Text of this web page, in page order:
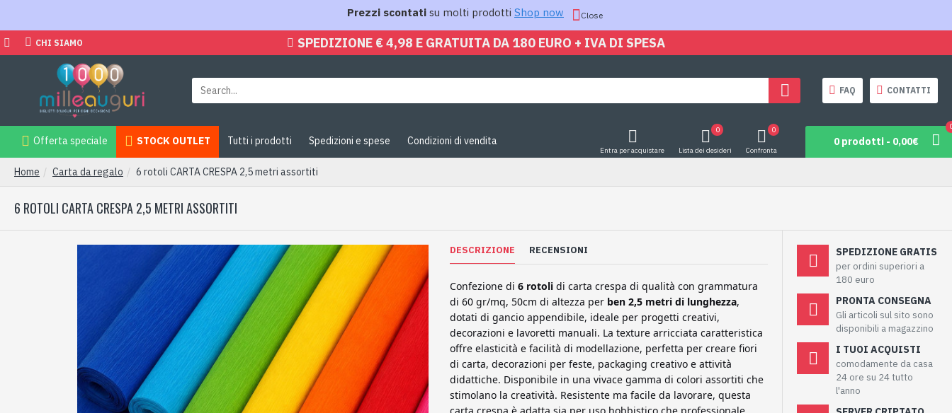
Prezzi scontati su molti prodotti Shop now Close
CHI SIAMO SPEDIZIONE € 4,98 E GRATUITA DA 180 EURO + IVA DI SPESA
FAQ CONTATTI
Offerta speciale STOCK OUTLET Tutti i prodotti Spedizioni e spese Condizioni di vendita
Entra per acquistare Lista dei desideri
0
Confronta
0
0 prodotti - 0,00€
Home Carta da regalo 6 rotoli CARTA CRESPA 2,5 metri assortiti
6 ROTOLI CARTA CRESPA 2,5 METRI ASSORTITI
DESCRIZIONE RECENSIONI
Confezione di6 rotoli di carta crespa di qualità con grammatura
di 60 gr/mq, 50cm di altezza per ben 2,5 metri di lunghezza,
dotati di gancio appendibile, ideale per progetti creativi,
decorazioni e lavoretti manuali. La texture arricciata caratteristica
offre elasticità e facilità di modellazione, perfetta per creare fiori
di carta, decorazioni per feste, packaging creativo e attività
didattiche. Disponibile in una vivace gamma di colori assortiti che
stimolano la creatività. Resistente ma facile da lavorare, questa
SPEDIZIONE GRATIS
per ordini superiori a
180 euro
PRONTA CONSEGNA
Gli articoli sul sito sono
disponibili a magazzino
I TUOI ACQUISTI
comodamente da casa
24 ore su 24 tutto
l'anno